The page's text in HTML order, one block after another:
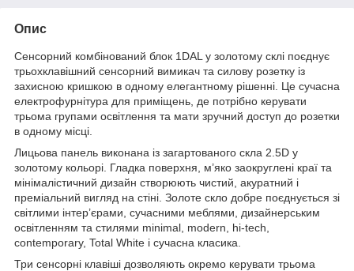
Опис
Сенсорний комбінований блок 1DAL у золотому склі поєднує
трьохклавішний сенсорний вимикач та силову розетку із
захисною кришкою в одному елегантному рішенні. Це сучасна
електрофурнітура для приміщень, де потрібно керувати
трьома групами освітлення та мати зручний доступ до розетки
в одному місці.
Лицьова панель виконана із загартованого скла 2.5D у
золотому кольорі. Гладка поверхня, м’яко заокруглені краї та
мінімалістичний дизайн створюють чистий, акуратний і
преміальний вигляд на стіні. Золоте скло добре поєднується зі
світлими інтер’єрами, сучасними меблями, дизайнерським
освітленням та стилями minimal, modern, hi-tech,
contemporary, Total White і сучасна класика.
Три сенсорні клавіші дозволяють окремо керувати трьома